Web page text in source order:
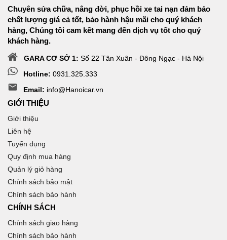
Chuyên sửa chữa, nâng đời, phục hồi xe tai nạn đảm bảo
chất lượng giá cả tốt, bảo hành hậu mãi cho quý khách
hàng, Chúng tôi cam kết mang đến dịch vụ tốt cho quý
khách hàng.
GARA CƠ SỞ 1: Số 22 Tân Xuân - Đông Ngạc - Hà Nội
Hotline: 0931.325.333
Email: info@Hanoicar.vn
GIỚI THIỆU
Giới thiệu
Liên hệ
Tuyển dụng
Quy định mua hàng
Quản lý giỏ hàng
Chính sách bảo mật
Chính sách bảo hành
CHÍNH SÁCH
Chính sách giao hàng
Chính sách bảo hành